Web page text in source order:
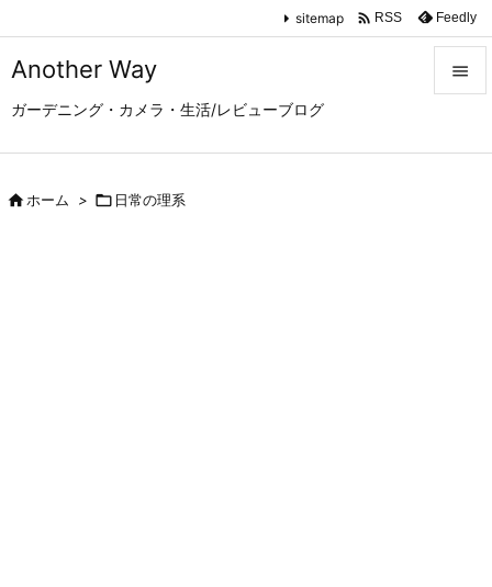
Another Way
ガーデニング・カメラ・生活/レビューブログ

sitemap  RSS Feedly
ホーム >  日常の理系